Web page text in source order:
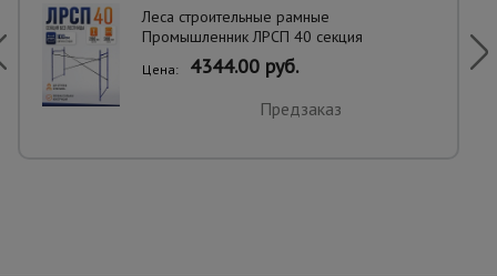
Леса строительные рамные
Промышленник ЛРСП 40 секция
Цена: 4344.00 руб.
Предзаказ